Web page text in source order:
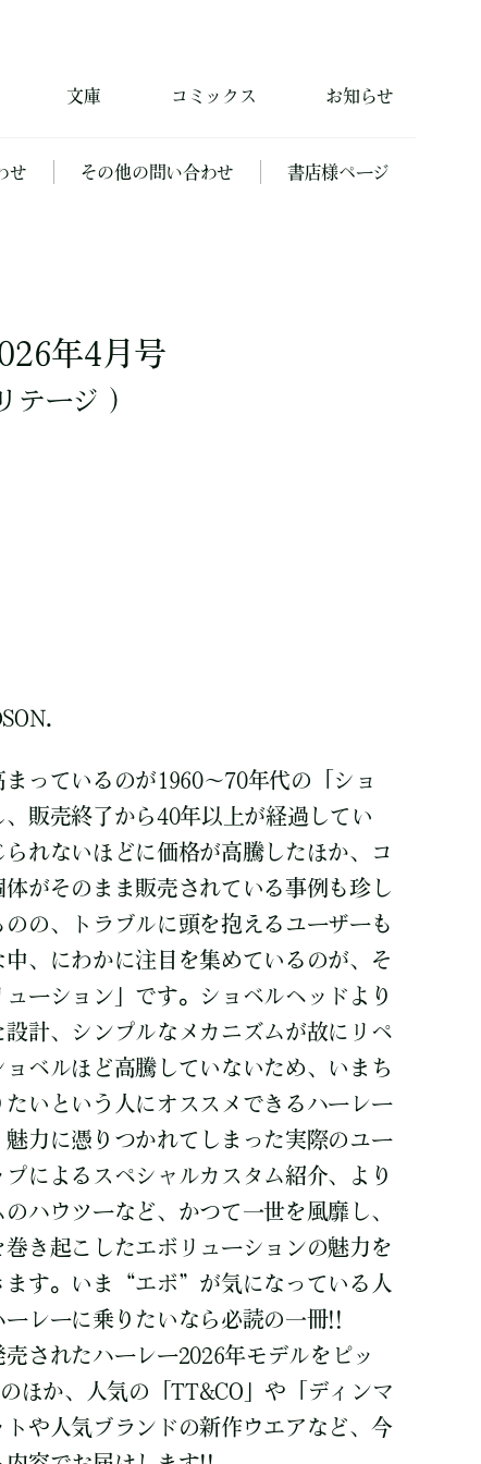
文庫 コミックス お知らせ
せ その他の問い合わせ 書店様ページ
年4月号
テージ ）
っているのが1960～70年代の「ショ
販売終了から40年以上が経過してい
れないほどに価格が高騰したほか、コ
がそのまま販売されている事例も珍し
の、トラブルに頭を抱えるユーザーも
、にわかに注目を集めているのが、そ
ーション」です。ショベルヘッドより
計、シンプルなメカニズムが故にリペ
ベルほど高騰していないため、いまち
たいという人にオススメできるハーレー
力に憑りつかれてしまった実際のユー
によるスペシャルカスタム紹介、より
ハウツーなど、かつて一世を風靡し、
き起こしたエボリューションの魅力を
ます。いま“エボ”が気になっている人
レーに乗りたいなら必読の一冊!!
されたハーレー2026年モデルをピッ
ほか、人気の「TT&CO」や「ディンマ
や人気ブランドの新作ウエアなど、今